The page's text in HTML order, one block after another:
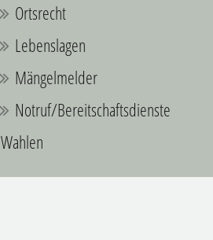
Ortsrecht
Lebenslagen
Mängelmelder
Notruf/Bereitschaftsdienste
Wahlen